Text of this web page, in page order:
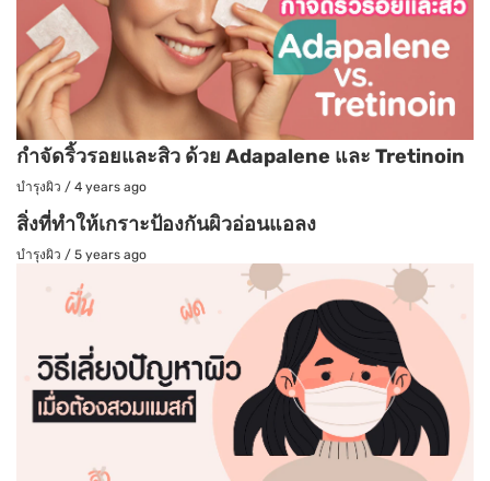
กำจัดริ้วรอยและสิว ด้วย Adapalene และ Tretinoin
บำรุงผิว / 4 years ago
สิ่งที่ทำให้เกราะป้องกันผิวอ่อนแอลง
บำรุงผิว / 5 years ago